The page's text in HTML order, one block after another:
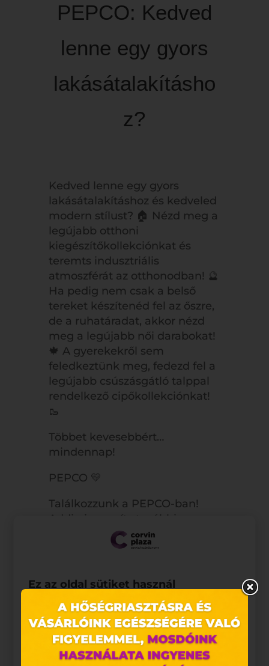
PEPCO: Kedved
lenne egy gyors
lakásátalakításho
z?
Kedved lenne egy gyors
lakásátalakításhoz és kedveled
modern stílust? 🏠 Nézd meg a
legújabb otthoni
kiegészítőkollekciónkat és
teremts indusztriális
atmoszférát az otthonodban! 🔮
Ha pedig nem csak a belső
tereket készítenéd fel az őszre,
de a ruhatáradat, akkor nézd
meg a legújabb női darabokat!
🍁 A gyerekekről sem
feledkeztünk meg, fedezd fel a
legújabb csúszásgátló talppal
rendelkező cipőkollekciónkat!
🥾
Többet kevesebbért…
mindennap!
PEPCO 💛
Találkozzunk a PEPCO-ban!
Addig is: meríts további
ötleteket legújabb
újságunkból!
Az ajánlat 2021.09.23-tól
2021.10.06-ig, illetve a készlet
erejéig érvényes.
Ez az oldal sütiket használ
Weboldalunkon „cookie"-kat (továbbiakban „süti")
alkalmazunk. Ezek olyan fájlok, melyek információt
tárolnak webes böngészőjében. Ehhez az Ön
hozzájárulása szükséges.